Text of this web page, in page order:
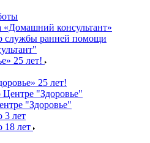
«Домашний консультант»
службы ранней помощи
25 лет!
25 лет!
"Здоровье"
"Здоровье"
3 лет
18 лет